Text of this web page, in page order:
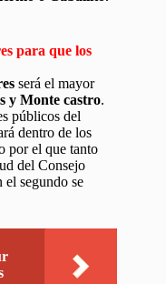
para que los
será el mayor
y Monte castro.
públicos del
dentro de los
por el que tanto
del Consejo
segundo se